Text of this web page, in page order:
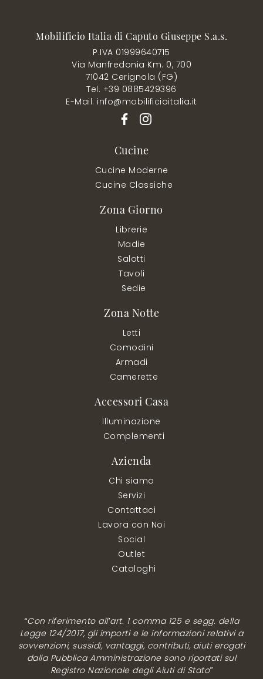
Mobilificio Italia di Caputo Giuseppe S.a.s.
P.IVA 01999640715
Via Manfredonia Km. 0, 700
71042 Cerignola (FG)
Tel. +39 0885429396
E-Mail. info@mobilificioitalia.it
Cucine
Cucine Moderne
Cucine Classiche
Zona Giorno
Librerie
Madie
Salotti
Tavoli
Sedie
Zona Notte
Letti
Comodini
Armadi
Camerette
Accessori Casa
Illuminazione
Complementi
Azienda
Chi siamo
Servizi
Contattaci
Lavora con Noi
Social
Outlet
Cataloghi
“Con riferimento all’art. 1 comma 125 e segg. della
Legge 124/2017, gli importi e le informazioni relativi a
sovvenzioni, sussidi, vantaggi, contributi, aiuti erogati
dalla Pubblica Amministrazione sono riportati sul
Registro Nazionale degli Aiuti di Stato”